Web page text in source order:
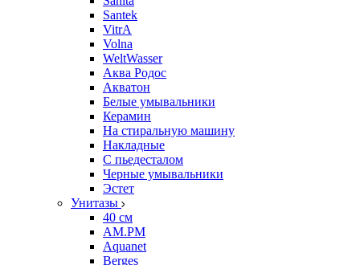
Santek
VitrA
Volna
WeltWasser
Аква Родос
Акватон
Белые умывальники
Керамин
На стиральную машину
Накладные
С пьедесталом
Черные умывальники
Эстет
Унитазы
40 см
AM.PM
Aquanet
Berges